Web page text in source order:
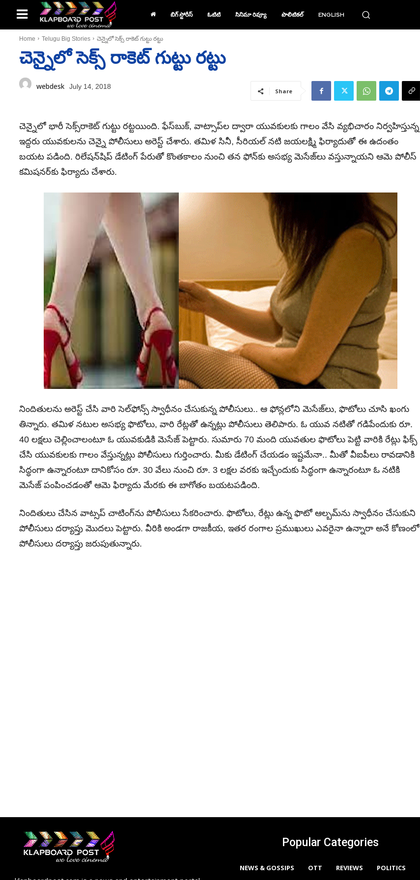
బిగ్ స్టోరీస్ ఓటిటి సినిమా రివ్యూ పొలిటికల్ ENGLISH
Home Telugu Big Stories చెన్నైలో సెక్స్ రాకెట్ గుట్టు రట్టు
చెన్నైలో సెక్స్ రాకెట్ గుట్టు రట్టు
webdesk July 14, 2018
Share
చెన్నైలో భారీ సెక్స్‌రాకెట్ గుట్టు రట్టయింది. ఫేస్‌బుక్, వాట్సాప్‌ల ద్వారా యువకులకు గాలం వేసి వ్యభిచారం నిర్వహిస్తున్న
ఇద్దరు యువకులను చెన్నై పోలీసులు అరెస్ట్ చేశారు. తమిళ సినీ, సీరియల్‌ నటి జయలక్ష్మి ఫిర్యాదుతో ఈ ఉదంతం
బయట పడింది. రిలేషన్‌షిప్ డేటింగ్ పేరుతో కొంతకాలం నుంచి తన ఫోన్‌కు అసభ్య మెసేజ్‌లు వస్తున్నాయని ఆమె పోలీస్
కమిషనర్‌కు ఫిర్యాదు చేశారు.
నిందితులను అరెస్ట్ చేసి వారి సెల్‌ఫోన్స్ స్వాధీనం చేసుకున్న పోలీసులు.. ఆ ఫోన్లలోని మెసేజ్‌లు, ఫొటోలు చూసి ఖంగు
తిన్నారు. తమిళ నటుల అసభ్య ఫొటోలు, వారి రేట్లతో ఉన్నట్లు పోలీసులు తెలిపారు. ఓ యువ నటితో గడిపేందుకు రూ.
40 లక్షలు చెల్లించాలంటూ ఓ యువకుడికి మెసేజ్‌ పెట్టారు. సుమారు 70 మంది యువతుల ఫొటోలు పెట్టి వారికి రేట్లు ఫిక్స్
చేసి యువకులకు గాలం వేస్తున్నట్లు పోలీసులు గుర్తించారు. మీకు డేటింగ్ చేయడం ఇష్టమేనా.. మీతో వీఐపీలు రావడానికి
సిద్ధంగా ఉన్నారంటూ దానికోసం రూ. 30 వేలు నుంచి రూ. 3 లక్షల వరకు ఇచ్చేందుకు సిద్ధంగా ఉన్నారంటూ ఓ నటికి
మెసేజ్ పంపించడంతో ఆమె ఫిర్యాదు మేరకు ఈ బాగోతం బయటపడింది.
నిందితులు చేసిన వాట్సప్‌ చాటింగ్‌ను పోలీసులు సేకరించారు. ఫొటోలు, రేట్లు ఉన్న ఫొటో ఆల్బమ్‌ను స్వాధీనం చేసుకుని
పోలీసులు దర్యాప్తు మొదలు పెట్టారు. వీరికి అండగా రాజకీయ, ఇతర రంగాల ప్రముఖులు ఎవరైనా ఉన్నారా అనే కోణంలో
పోలీసులు దర్యాప్తు జరుపుతున్నారు.
Popular Categories
NEWS & GOSSIPS OTT REVIEWS POLITICS